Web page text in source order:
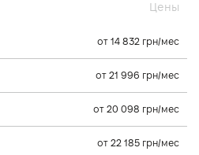
Цены
от 14 832 грн/мес
от 21 996 грн/мес
от 20 098 грн/мес
от 22 185 грн/мес